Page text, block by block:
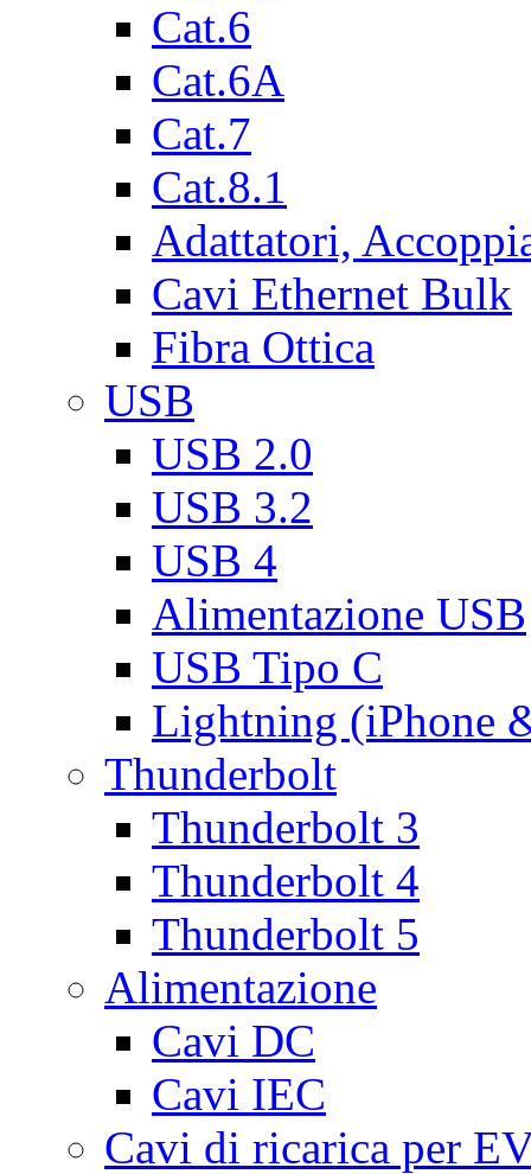
Cat.6
Cat.6A
Cat.7
Cat.8.1
Adattatori,
Cavi Ethernet Bulk
Fibra Ottica
USB
USB 2.0
USB 3.2
USB 4
Alimentazione USB
USB Tipo C
Lightning (iPhone
Thunderbolt
Thunderbolt 3
Thunderbolt 4
Thunderbolt 5
Alimentazione
Cavi DC
Cavi IEC
Cavi di ricarica per